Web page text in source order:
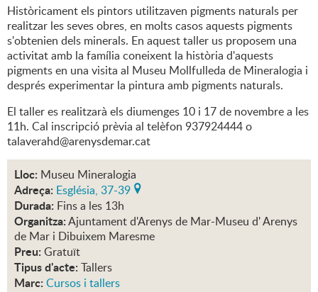
Històricament els pintors utilitzaven pigments naturals per
realitzar les seves obres, en molts casos aquests pigments
s'obtenien dels minerals. En aquest taller us proposem una
activitat amb la família coneixent la història d'aquests
pigments en una visita al Museu Mollfulleda de Mineralogia i
després experimentar la pintura amb pigments naturals.
El taller es realitzarà els diumenges 10 i 17 de novembre a les
11h. Cal inscripció prèvia al telèfon 937924444 o
talaverahd@arenysdemar.cat
Lloc: Museu Mineralogia
Adreça: Església, 37-39
Durada: Fins a les 13h
Organitza:Ajuntament d'Arenys de Mar-Museu d' Arenys
de Mar i Dibuixem Maresme
Preu: Gratuït
Tipus d'acte: Tallers
Marc: Cursos i tallers